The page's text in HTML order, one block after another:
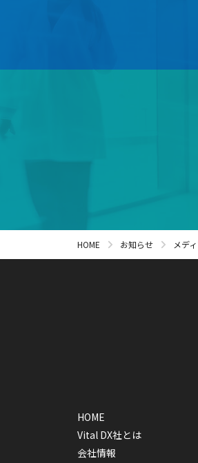
HOME お知らせ メデ
HOME
Vital DX社とは
会社情報